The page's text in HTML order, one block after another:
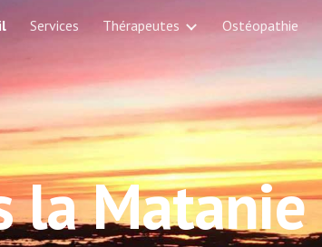
Skip to navigation
Services Thérapeutes Ostéopathie
la Matanie